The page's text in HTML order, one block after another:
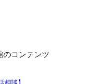
のコンテンツ